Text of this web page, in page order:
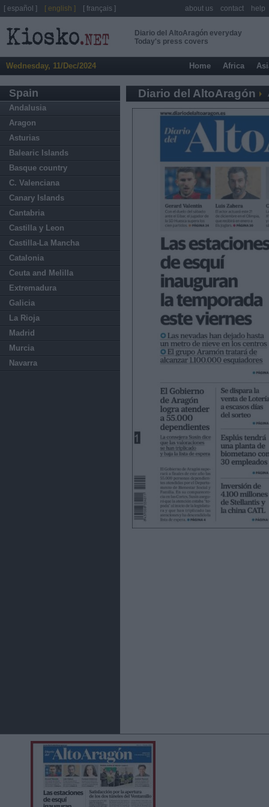
Diario del AltoAragón everyday
Today's press covers
Wednesday, 11/Dec/2024 Home Africa
Spain
Andalusia
Aragon
Asturias
Balearic Islands
Basque country
C. Valenciana
Canary Islands
Cantabria
Castilla y Leon
Castilla-La Mancha
Catalonia
Ceuta and Melilla
Extremadura
Galicia
La Rioja
Madrid
Murcia
Navarra
Diario del AltoAragón
[ español ] [ english ] [ français ] about us contact help